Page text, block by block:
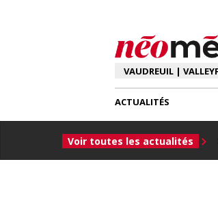
ACTUALITÉS
Voir toutes les actualités